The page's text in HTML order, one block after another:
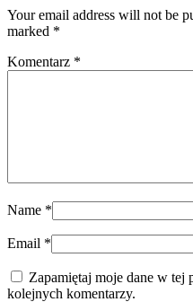
Your email address will not be
marked *
Komentarz *
Name *
Email *
Zapamiętaj moje dane w tej
kolejnych komentarzy.